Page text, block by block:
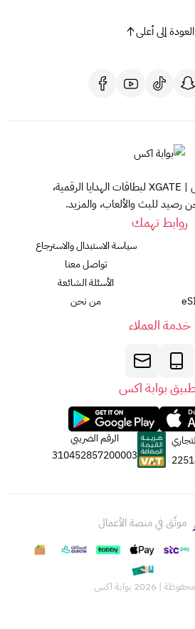
العودة إلى أعلى
موسوعة بوابة إكس | XGATE لبطاقات الهدايا الرقمية،
رصيد للبث والألعاب، والمزيد.
روابط تهمك
سياسة الاستبدال والاسترجاع
تواصل معنا
الأسئلة الشائعة
من نحن
خدمة العملاء
بوابة اكس
الرقم الضريبي
310452857200003
موثّق في منصة الأعمال
| 2026 بوابة اكس